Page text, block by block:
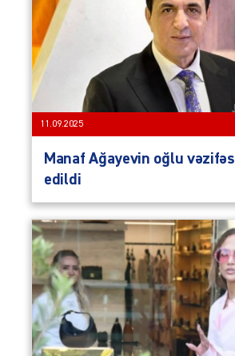
11.09.2025
Manaf Ağayevin oğlu
edildi